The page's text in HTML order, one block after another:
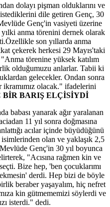
dolayı pişman olduklarını ve
dile getiren Genç, 30
Genç'in vasiyeti üzerine
anma törenini dernek olarak
son yıllarda anma
çekerek herkesi 29 Mayıs'taki
törenine yüksek katılım
olduğumuzu anlarlar. Tabii ki
gelecekler. Ondan sonra
olacak." ifadelerini
BİR BARIŞ ELÇİSİYDİ
babası yanarak ağır yaralanan
11 yıl sonra doğmasına
acılar içinde büyüdüğünü
olan ve yaklaşık 2,5
Genç'in 30 yıl boyunca
"Acısına rağmen kin ve
Bize hep, 'ben çocuklarımı
derdi. Hep bizi de böyle
beraber yaşayalım, hiç nefret
kin gütmememizi söylerdi ve
isterdi." dedi.